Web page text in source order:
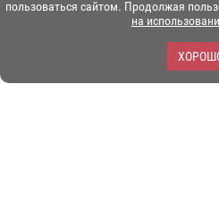
пользоваться сайтом. Продолжая
на